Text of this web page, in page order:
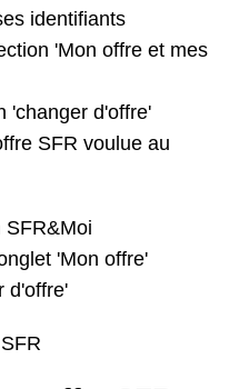
identifiants
'Mon offre et mes
'changer d'offre'
SFR voulue au
SFR&Moi
'Mon offre'
d'offre'